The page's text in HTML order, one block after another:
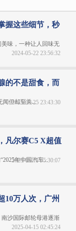
握这些细节，秒
味，一种让人回味无
2024-05-22 23:56:32
的不是甜食，而
闻但却至关...
2025-03-25 23:43:30
凡尔赛C5 X超值
年中国汽车...
2025-05-11 05:30:07
10万人次，广州
沙国际邮轮母港逐渐
2025-04-15 02:45:24